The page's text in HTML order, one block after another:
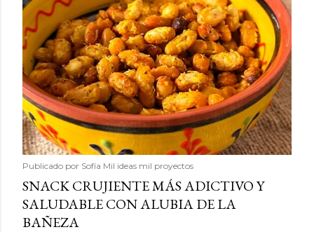
Publicado por Sofía Mil ideas mil proyectos
SNACK CRUJIENTE MÁS ADICTIVO Y
SALUDABLE CON ALUBIA DE LA
BAÑEZA